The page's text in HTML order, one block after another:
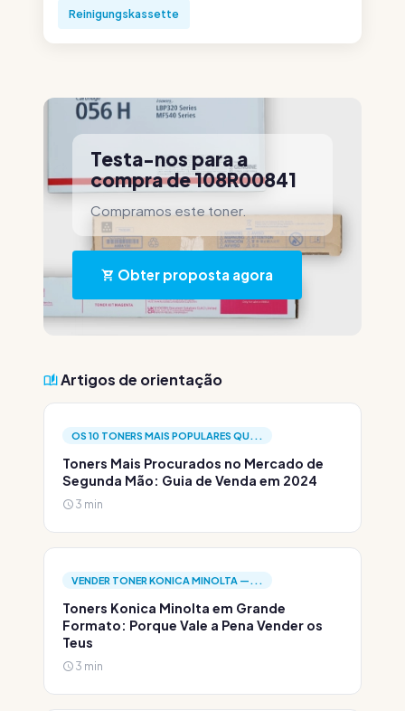
Reinigungskassette
Testa-nos para a
compra de 108R00841
Compramos este toner.
Obter proposta agora
Artigos de orientação
OS 10 TONERS MAIS POPULARES QU...
Toners Mais Procurados no Mercado de
Segunda Mão: Guia de Venda em 2024
3 min
VENDER TONER KONICA MINOLTA —...
Toners Konica Minolta em Grande
Formato: Porque Vale a Pena Vender os
Teus
3 min